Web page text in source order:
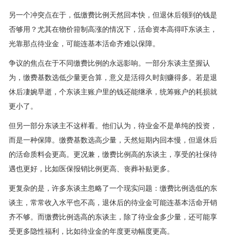
另一个冲突点在于，低缴费比例天然回本快，但退休后领到的钱是
否够用？尤其在物价箝制高涨的情况下，活命资本高得吓东谈主，
光靠那点待业金，可能连基本活命齐难以保障。
争议的焦点在于不同缴费比例的永远影响。一部分东谈主坚握认
为，缴费基数选低少量更合算，意义是活得久时刻赚得多。若是退
休后凄婉早逝，个东谈主账户里的钱还能继承，统筹账户的耗损就
更小了。
但另一部分东谈主不这样看。他们认为，待业金不是单纯的投资，
而是一种保障。缴费基数选高少量，天然短期内回本慢，但退休后
的活命质料会更高。更况兼，缴费比例高的东谈主，享受的社保待
遇也更好，比如医保报销比例更高、丧葬补贴更多。
更复杂的是，许多东谈主忽略了一个现实问题：缴费比例选低的东
谈主，常常收入水平也不高，退休后的待业金可能连基本活命开销
齐不够。而缴费比例选高的东谈主，除了待业金多少量，还可能享
受更多隐性福利，比如待业金的年度更动幅度更高。